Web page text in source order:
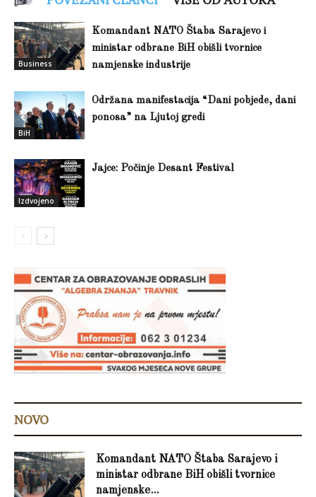
Business
Komandant NATO Štaba Sarajevo i
ministar odbrane BiH obišli tvornice
namjenske industrije
BiH
Održana manifestacija “Dani pobjede, dani
ponosa” na Ljutoj gredi
Izdvojeno
Jajce: Počinje Desant Festival
NOVO
Komandant NATO Štaba Sarajevo i
ministar odbrane BiH obišli tvornice
namjenske...